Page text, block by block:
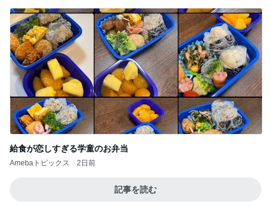
記事を読む
ミスドでGETしたコラボドーナツ4種
Amebaトピックス 1日前
若乃花 タッカンマリ残りの味噌味
Amebaトピックス 1日前
Amebaトピックス 1日前